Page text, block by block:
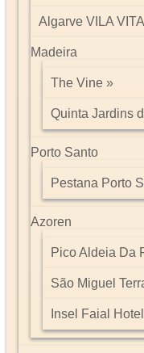
Algarve VILA
Madeira
The Vine
Quinta Jardins
Porto Santo
Pestana Porto
Azoren
Pico Aldeia Da
São Miguel
Insel Faial